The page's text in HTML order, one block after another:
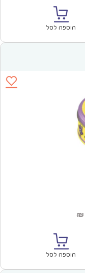
הוספה לסל
₪
הוספה לסל